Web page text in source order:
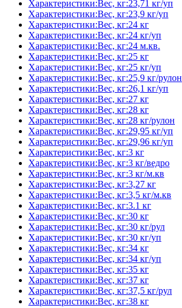
Характеристики:Вес, кг:23,71 кг/уп
Характеристики:Вес, кг:23,9 кг/уп
Характеристики:Вес, кг:24 кг
Характеристики:Вес, кг:24 кг/уп
Характеристики:Вес, кг:24 м.кв.
Характеристики:Вес, кг:25 кг
Характеристики:Вес, кг:25 кг/уп
Характеристики:Вес, кг:25,9 кг/рулон
Характеристики:Вес, кг:26,1 кг/уп
Характеристики:Вес, кг:27 кг
Характеристики:Вес, кг:28 кг
Характеристики:Вес, кг:28 кг/рулон
Характеристики:Вес, кг:29,95 кг/уп
Характеристики:Вес, кг:29,96 кг/уп
Характеристики:Вес, кг:3 кг
Характеристики:Вес, кг:3 кг/ведро
Характеристики:Вес, кг:3 кг/м.кв
Характеристики:Вес, кг:3,27 кг
Характеристики:Вес, кг:3,5 кг/м.кв
Характеристики:Вес, кг:3.1 кг
Характеристики:Вес, кг:30 кг
Характеристики:Вес, кг:30 кг/рул
Характеристики:Вес, кг:30 кг/уп
Характеристики:Вес, кг:34 кг
Характеристики:Вес, кг:34 кг/уп
Характеристики:Вес, кг:35 кг
Характеристики:Вес, кг:37 кг
Характеристики:Вес, кг:37,5 кг/рул
Характеристики:Вес, кг:38 кг